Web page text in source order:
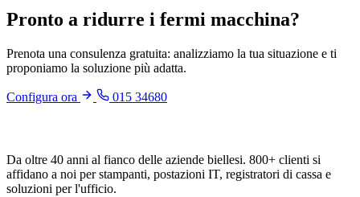
Pronto a ridurre i fermi macchina?
Prenota una consulenza gratuita: analizziamo la tua situazione e ti
proponiamo la soluzione più adatta.
Configura ora 015 34680
Da oltre 40 anni al fianco delle aziende biellesi. 800+ clienti si
affidano a noi per stampanti, postazioni IT, registratori di cassa e
soluzioni per l'ufficio.